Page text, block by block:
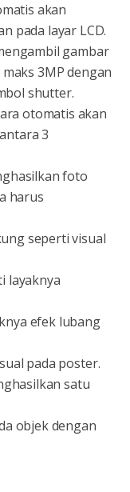
akan
pada layar LCD.
gambar
3MP dengan
shutter.
otomatis akan
3
foto
harus
seperti visual
layaknya
efek lubang
pada poster.
satu
objek dengan